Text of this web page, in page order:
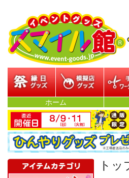
模擬店グッズ 参加型
ホーム
トッ